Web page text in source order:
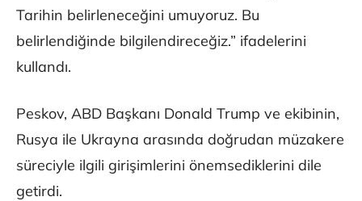
Tarihin belirleneceğini umuyoruz. Bu
belirlendiğinde bilgilendireceğiz.” ifadelerini
kullandı.
Peskov, ABD Başkanı Donald Trump ve ekibinin,
Rusya ile Ukrayna arasında doğrudan müzakere
süreciyle ilgili girişimlerini önemsediklerini dile
getirdi.